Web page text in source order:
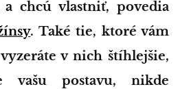
a chcú vlastniť, povedia
. Také tie, ktoré vám
v nich štíhlejšie,
vašu postavu, nikde